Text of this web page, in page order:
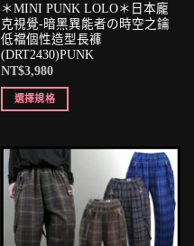
＊MINI PUNK LOLO＊日本龐
克視覺-暗黑異能者の時空之鑰
低襠個性造型長褲
(DRT2430)PUNK
NT$3,980
選擇規格